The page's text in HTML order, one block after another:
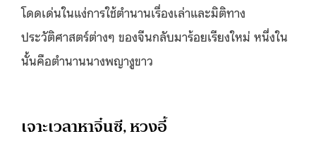
โดดเด่นในแง่การใช้ตำนานเรื่องเล่าและมิติทาง
ประวัติศาสตร์ต่างๆ ของจีนกลับมาร้อยเรียงใหม่ หนึ่งใน
นั้นคือตำนานนางพญางูขาว
เจาะเวลาหาจิ๋นซี, หวงอี้